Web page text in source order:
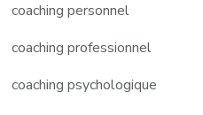
coaching personnel
coaching professionnel
coaching psychologique